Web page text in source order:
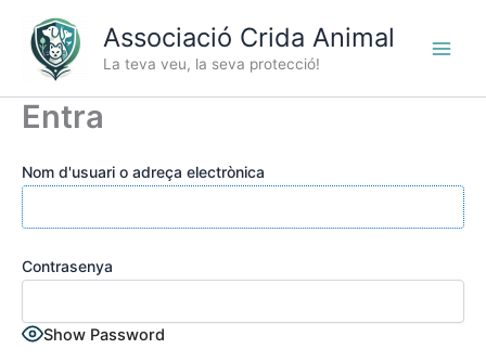
contingut
Associació Crida Animal
La teva veu, la seva protecció!
Entra
Nom d'usuari o adreça electrònica
Contrasenya
Show Password